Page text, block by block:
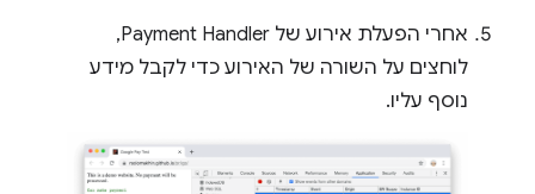
אחרי הפעלת אירוע של Payment Handler,
לוחצים על השורה של האירוע כדי לקבל מידע
נוסף עליו.